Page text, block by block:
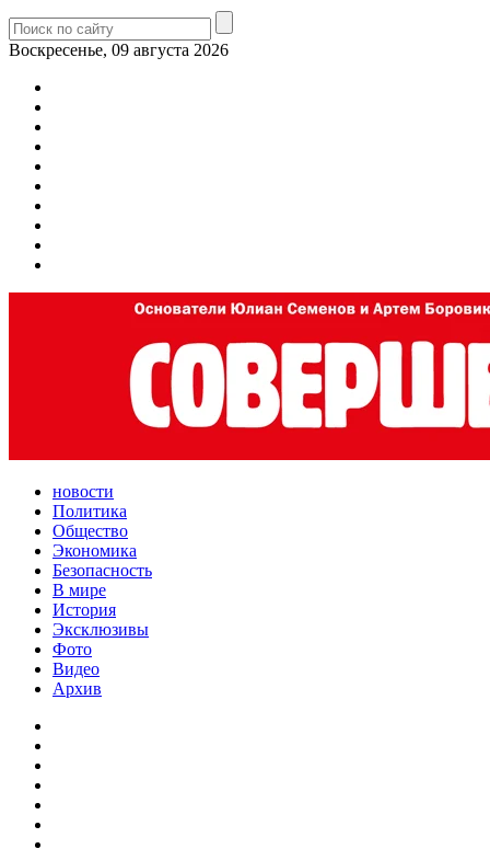
Воскресенье, 09 августа 2026
новости
Политика
Общество
Экономика
Безопасность
В мире
История
Эксклюзивы
Фото
Видео
Архив